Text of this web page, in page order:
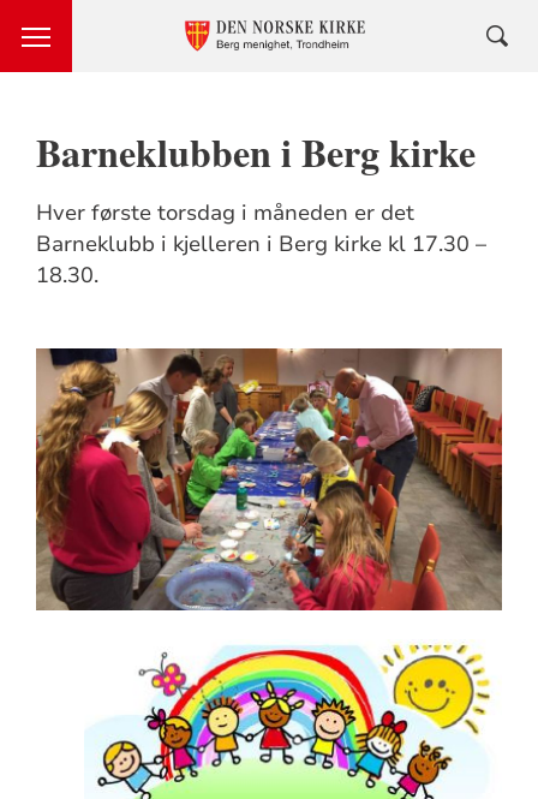
Barneklubben i Berg kirke
Hver første torsdag i måneden er det
Barneklubb i kjelleren i Berg kirke kl 17.30 –
18.30.